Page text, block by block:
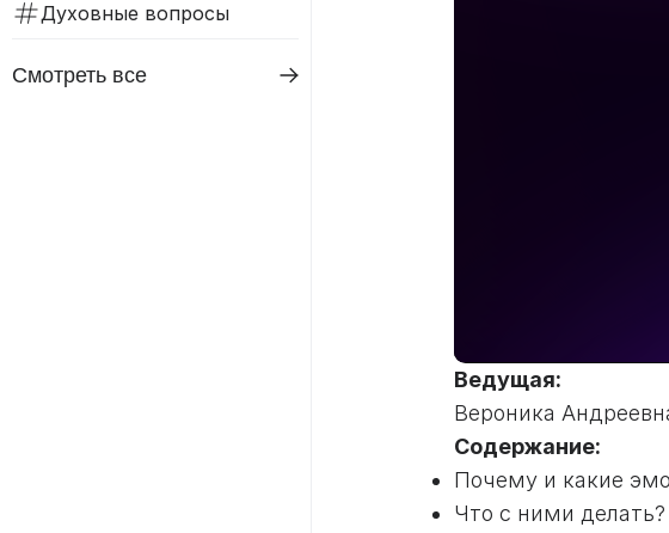
Духовные вопросы
Смотреть все
Ведущая:
Вероника
Содержание:
Почему и какие
Что с ними делать?